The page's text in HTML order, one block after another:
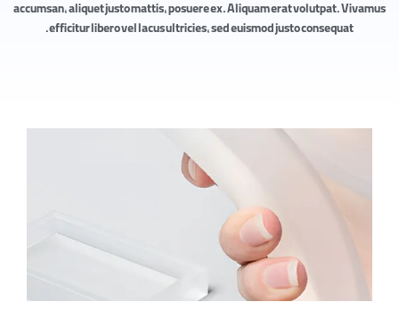
accumsan, aliquet justo mattis, posuere ex. Aliquam erat volutpat. Vivamus
efficitur libero vel lacus ultricies, sed euismod justo consequat.